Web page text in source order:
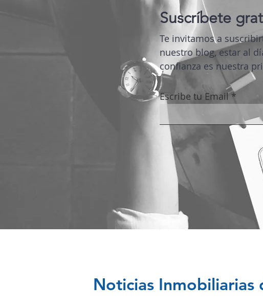
Suscríbete
Te invitamos a
nuestro blog, estar al
confianza es nuestra
Escribe tu Email
Noticias Inmobiliarias